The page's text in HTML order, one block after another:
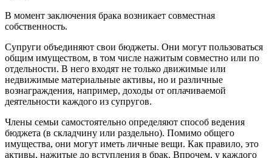
В момент заключения брака возникает совместная
собственность.
Супруги объединяют свои бюджеты. Они могут пользоваться
общим имуществом, в том числе нажитым совместно или по
отдельности. В него входят не только движимые или
недвижимые материальные активы, но и различные
вознаграждения, например, доходы от оплачиваемой
деятельности каждого из супругов.
Члены семьи самостоятельно определяют способ ведения
бюджета (в складчину или раздельно). Помимо общего
имущества, они могут иметь личные вещи. Как правило, это
активы, нажитые до вступления в брак. Впрочем, у каждого